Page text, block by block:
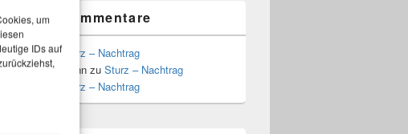
um
IDs auf
Kommentare
MartinazuSturz – Nachtrag
Stefan Hoffmann zu Sturz – Nachtrag
Sturz – Nachtrag